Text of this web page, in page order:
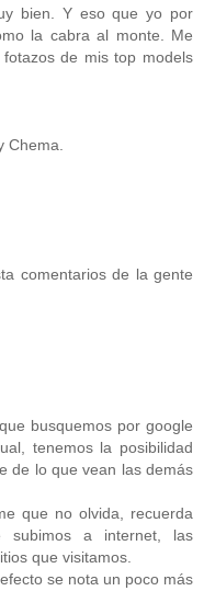
bien. Y eso que yo por
la cabra al monte. Me
de mis top models
Chema.
comentarios de la gente
busquemos por google
tenemos la posibilidad
de lo que vean las demás
que no olvida, recuerda
subimos a internet, las
que visitamos.
se nota un poco más